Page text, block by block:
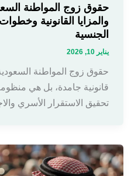
حقوق زوج المواطنة
والمزايا القانونية
الجنسية
يناير 10, 2026
حقوق زوج المواطنة
قانونية جامدة، بل هي
تحقيق الاستقرار الأسري